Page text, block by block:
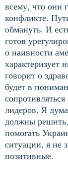
всему, что они
конфликте.
обмануть. И
готов
о наивности
говорит о
будет в
лидеров. Я
должны
помогать
ситуации, я не
позитивные.